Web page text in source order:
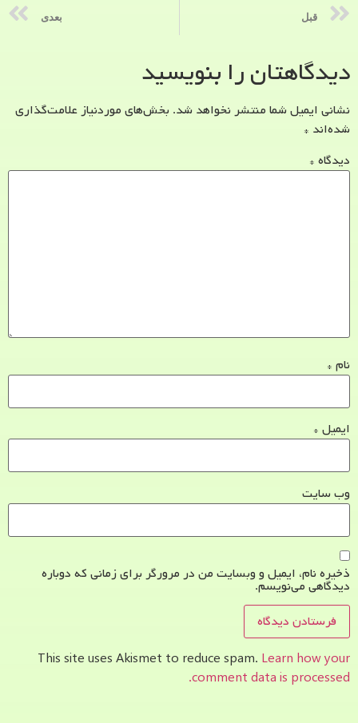
قبل بعدی
دیدگاهتان را بنویسید
نشانی ایمیل شما منتشر نخواهد شد. بخش‌های موردنیاز علامت‌گذاری
شده‌اند *
دیدگاه *
نام *
ایمیل *
وب‌ سایت
ذخیره نام، ایمیل و وبسایت من در مرورگر برای زمانی که دوباره
دیدگاهی می‌نویسم.
This site uses Akismet to reduce spam. Learn how your
comment data is processed.